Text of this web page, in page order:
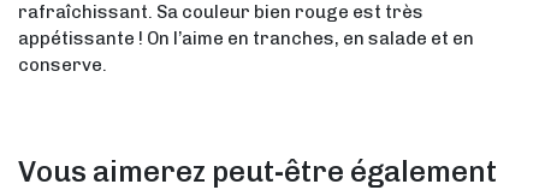
rafraîchissant. Sa couleur bien rouge est très
appétissante ! On l’aime en tranches, en salade et en
conserve.
Vous aimerez peut-être également